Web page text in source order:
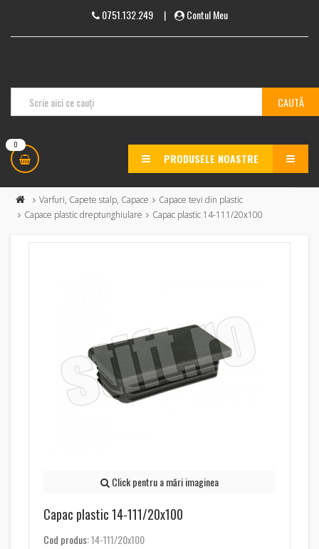
0751.132.249| Contul Meu
0
PRODUSELE NOASTRE MENU
Varfuri, Capete stalp, Capace
Capace tevi din plastic
Capace plastic dreptunghiulare
Capac plastic 14-111/20x100
Click pentru a mări imaginea
Capac plastic 14-111/20x100
Cod produs:14-111/20x100